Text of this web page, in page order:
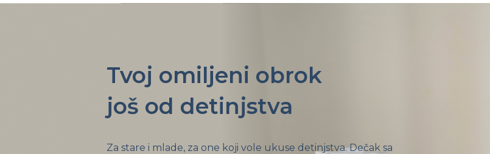
Tvoj omiljeni obrok
još od detinjstva
Za stare i mlade, za one koji vole ukuse detinjstva. Dečak sa